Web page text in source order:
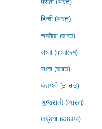
हिन्दी (भारत)
অসমীয়া (ভাৰত)
বাংলা (বাংলাদেশ)
বাংলা (ভারত)
ਪੰਜਾਬੀ (ਭਾਰਤ)
ગુજરાતી (ભારત)
ଓଡ଼ିଆ (ଭାରତ)